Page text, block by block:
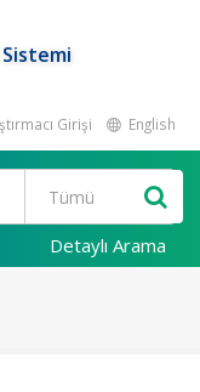
Girişi English
Detaylı Arama